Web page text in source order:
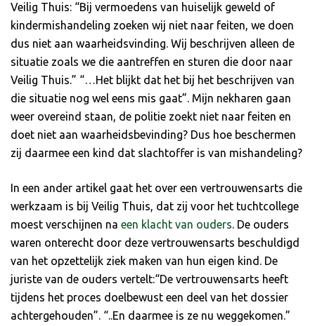
Veilig Thuis: “Bij vermoedens van huiselijk geweld of
kindermishandeling zoeken wij niet naar feiten, we doen
dus niet aan waarheidsvinding. Wij beschrijven alleen de
situatie zoals we die aantreffen en sturen die door naar
Veilig Thuis.” “…Het blijkt dat het bij het beschrijven van
die situatie nog wel eens mis gaat”. Mijn nekharen gaan
weer overeind staan, de politie zoekt niet naar feiten en
doet niet aan waarheidsbevinding? Dus hoe beschermen
zij daarmee een kind dat slachtoffer is van mishandeling?
In een ander artikel gaat het over een vertrouwensarts die
werkzaam is bij Veilig Thuis, dat zij voor het tuchtcollege
moest verschijnen na een klacht van ouders. De ouders
waren onterecht door deze vertrouwensarts beschuldigd
van het opzettelijk ziek maken van hun eigen kind. De
juriste van de ouders vertelt:“De vertrouwensarts heeft
tijdens het proces doelbewust een deel van het dossier
achtergehouden”. “..En daarmee is ze nu weggekomen.”